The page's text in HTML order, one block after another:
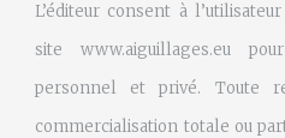
L’éditeur consent à
site www.aiguillages.eu
personnel et privé. Toute
commercialisation totale ou